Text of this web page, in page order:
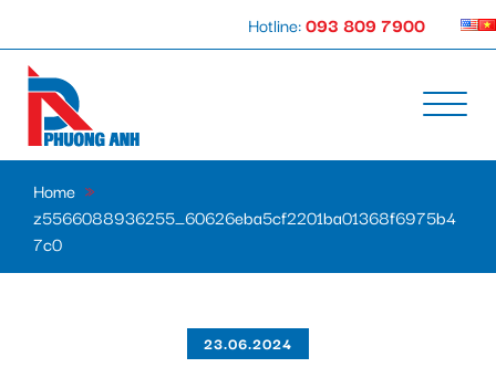
Hotline:093 809 7900
Home »
z5566088936255_60626eba5cf2201ba01368f6975b4
7c0
23.06.2024